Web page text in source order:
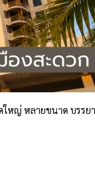
ญ่ หลายขนาด บรร